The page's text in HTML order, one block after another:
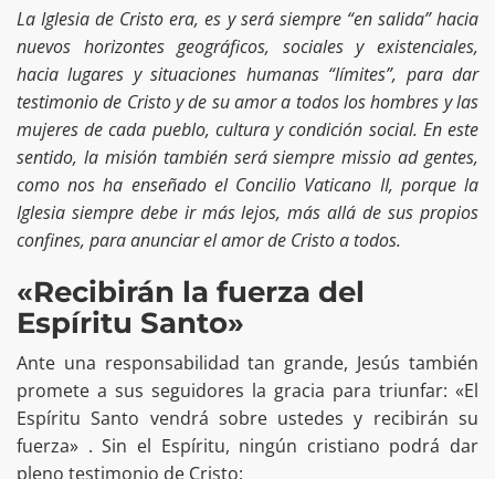
La Iglesia de Cristo era, es y será siempre “en salida” hacia
nuevos horizontes geográficos, sociales y existenciales,
hacia lugares y situaciones humanas “límites”, para dar
testimonio de Cristo y de su amor a todos los hombres y las
mujeres de cada pueblo, cultura y condición social. En este
sentido, la misión también será siempre missio ad gentes,
como nos ha enseñado el Concilio Vaticano II, porque la
Iglesia siempre debe ir más lejos, más allá de sus propios
confines, para anunciar el amor de Cristo a todos.
«Recibirán la fuerza del
Espíritu Santo»
Ante una responsabilidad tan grande, Jesús también
promete a sus seguidores la gracia para triunfar: «El
Espíritu Santo vendrá sobre ustedes y recibirán su
fuerza» . Sin el Espíritu, ningún cristiano podrá dar
pleno testimonio de Cristo: